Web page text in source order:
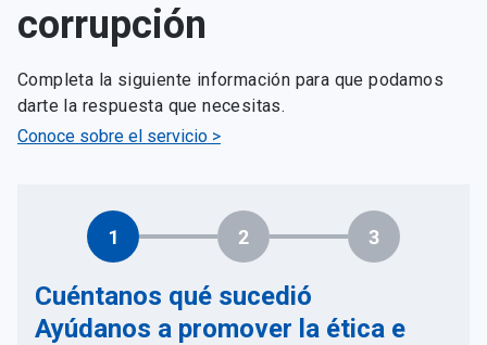
corrupción
Completa la siguiente información para que podamos
darte la respuesta que necesitas.
Conoce sobre el servicio >
1 2 3
Cuéntanos qué sucedió
Ayúdanos a promover la ética e